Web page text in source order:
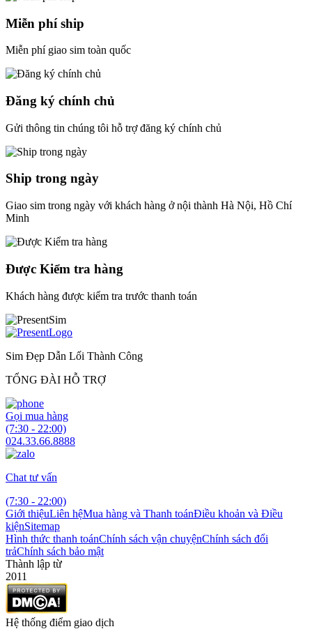
Miễn phí ship
Miễn phí giao sim toàn quốc
Đăng ký chính chủ
Gửi thông tin chúng tôi hỗ trợ đăng ký chính chủ
Ship trong ngày
Giao sim trong ngày với khách hàng ở nội thành Hà Nội, Hồ Chí
Minh
Được Kiểm tra hàng
Khách hàng được kiểm tra trước thanh toán
Sim Đẹp Dẫn Lối Thành Công
TỔNG ĐÀI HỖ TRỢ
Gọi mua hàng
(7:30 - 22:00)
024.33.66.8888
Chat tư vấn
(7:30 - 22:00)
Giới thiệuLiên hệMua hàng và Thanh toánĐiều khoản và Điều
kiệnSitemap
Hình thức thanh toánChính sách vận chuyệnChính sách đổi
trảChính sách bảo mật
Thành lập từ
2011
Hệ thống điểm giao dịch